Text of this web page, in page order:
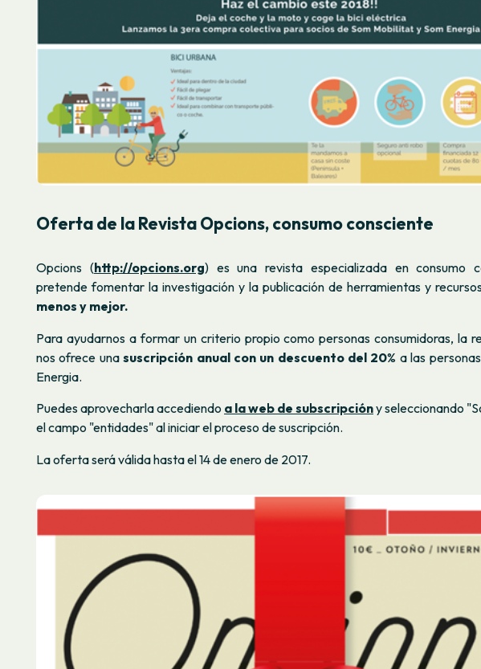
Oferta de la RevistaOpcions, consumo consciente
Opcions (http://opcions.org) es una revista especializada en consumo
pretende fomentar la investigación y la publicación de herramientas y
menos y mejor.
Para ayudarnos a formar un criterio propio como personas consumidoras, la
nos ofrece unasuscripción anual con un descuento del 20% a las
Energia.
Puedes aprovecharla accediendo a la web de subscripcióny seleccionando
el campo "entidades" al iniciar el proceso de suscripción.
La oferta será válida hasta el 14 de enero de 2017.